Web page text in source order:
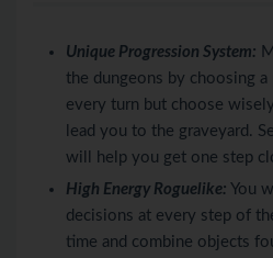
Unique Progression System:
the dungeons by choosing a
every turn but choose
lead you to the graveyard.
will help you get one step
High Energy Roguelike: You
decisions at every step of
time and combine objects